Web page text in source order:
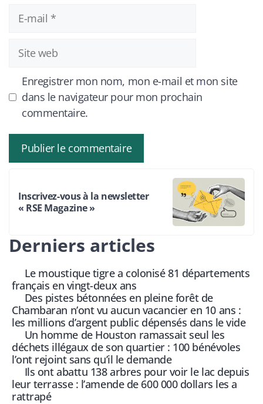
mail
Site
web
Enregistrer mon nom, mon e-mail et mon site
dans le navigateur pour mon prochain
commentaire.
Inscrivez-vous à la newsletter
« RSE Magazine »
Derniers articles
Le moustique tigre a colonisé 81 départements
français en vingt-deux ans
Des pistes bétonnées en pleine forêt de
Chambaran n’ont vu aucun vacancier en 10 ans :
les millions d’argent public dépensés dans le vide
Un homme de Houston ramassait seul les
déchets illégaux de son quartier : 100 bénévoles
l’ont rejoint sans qu’il le demande
Ils ont abattu 138 arbres pour voir le lac depuis
leur terrasse : l’amende de 600 000 dollars les a
rattrapé